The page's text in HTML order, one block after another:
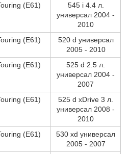
(E61)
545 i 4.4 л.
универсал 2004 -
2010
(E61)
520 d универсал
2005 - 2010
(E61)
525 d 2.5 л.
универсал 2004 -
2007
(E61)
525 d xDrive 3 л.
универсал 2008 -
2010
(E61)
530 xd универсал
2005 - 2007